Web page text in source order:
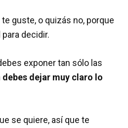
guste, o quizás no, porque
decidir.
exponer tan sólo las
dejar muy claro lo
se quiere, así que te